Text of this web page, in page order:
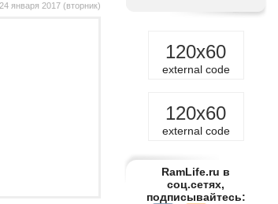
24 января 2017 (вторник)
120x60
external code
120x60
external code
RamLife.ru в
соц.сетях,
подписывайтесь: